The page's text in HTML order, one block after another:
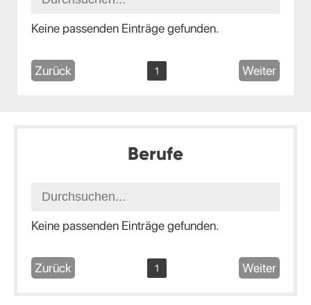
Keine passenden Einträge gefunden.
Zurück 1 Weiter
Berufe
Keine passenden Einträge gefunden.
Zurück 1 Weiter